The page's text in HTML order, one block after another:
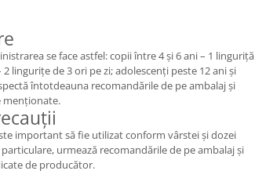
se face astfel: copii între 4 și 6 ani – 1 linguriță
lingurițe de 3 ori pe zi; adolescenți peste 12 ani și
întotdeauna recomandările de pe ambalaj și
menționate.
important să fie utilizat conform vârstei și dozei
urmează recomandările de pe ambalaj și
de producător.